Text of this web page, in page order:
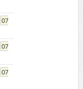
07
07
07